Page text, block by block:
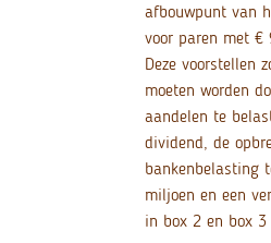
afbouwpunt van
voor paren met €
Deze voorstellen
moeten worden
aandelen te
dividend, de
bankenbelasting
miljoen en een
in box 2 en box